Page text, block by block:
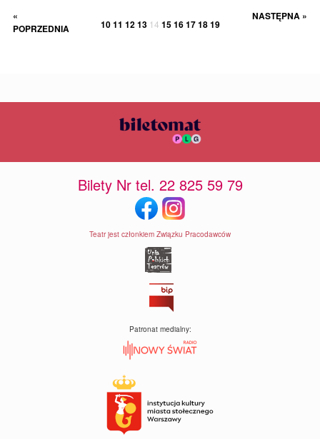
«
POPRZEDNIA
1011 121314 1516171819
NASTĘPNA »
Bilety Nr tel. 22 825 59 79
Teatr jest członkiem Związku Pracodawców
Patronat medialny: